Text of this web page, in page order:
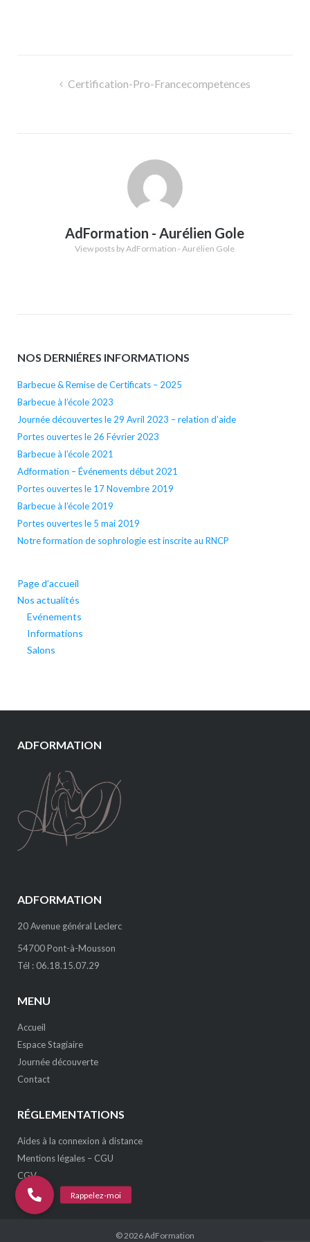
NavigationCertification-Pro-Francecompetences
AdFormation - Aurélien Gole
View posts by AdFormation - Aurélien Gole
NOS DERNIÉRES INFORMATIONS
Barbecue & Remise de Certificats – 2025
Barbecue à l’école 2023
Journée découvertes le 29 Avril 2023 – relation d’aide
Portes ouvertes le 26 Février 2023
Barbecue à l’école 2021
Adformation – Événements début 2021
Portes ouvertes le 17 Novembre 2019
Barbecue à l’école 2019
Portes ouvertes le 5 mai 2019
Notre formation de sophrologie est inscrite au RNCP
Page d’accueil
Nos actualités
Evénements
Informations
Salons
ADFORMATION
ADFORMATION
20 Avenue général Leclerc
54700 Pont-à-Mousson
Tél : 06.18.15.07.29
MENU
Accueil
Espace Stagiaire
Journée découverte
Contact
RÉGLEMENTATIONS
Aides à la connexion à distance
Mentions légales – CGU
CGV
© 2026AdFormation